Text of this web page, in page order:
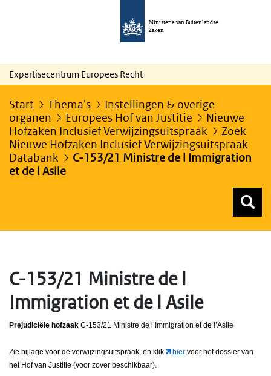
Ministerie van Buitenlandse
Zaken
Expertisecentrum Europees Recht
Start Thema's
Instellingen & overige
organen
Europees Hof van Justitie
Nieuwe
Hofzaken Inclusief Verwijzingsuitspraak
Zoek
Nieuwe Hofzaken Inclusief Verwijzingsuitspraak
Databank
C-153/21 Ministre de l Immigration
et de l Asile
C-153/21 Ministre de l
Immigration et de l Asile
Prejudiciële hofzaak C-153/21 Ministre de l’Immigration et de l’Asile
Zie bijlage voor de verwijzingsuitspraak, en klik hier voor het dossier van
het Hof van Justitie (voor zover beschikbaar).